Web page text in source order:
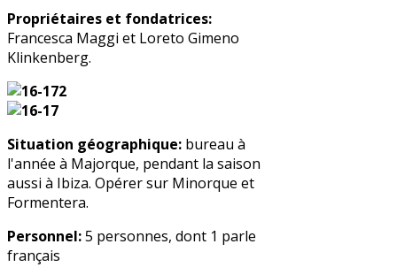
Propriétaires et fondatrices:
Francesca Maggi et Loreto Gimeno
Klinkenberg.
Situation géographique: bureau à
l'année à Majorque, pendant la saison
aussi à Ibiza. Opérer sur Minorque et
Formentera.
Personnel:5 personnes, dont 1 parle
français